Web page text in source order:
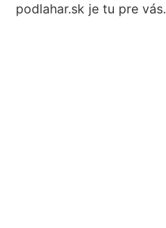
podlahar.sk je tu pre vás.